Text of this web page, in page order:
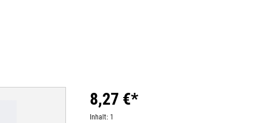
8,27 €*
Inhalt: 1